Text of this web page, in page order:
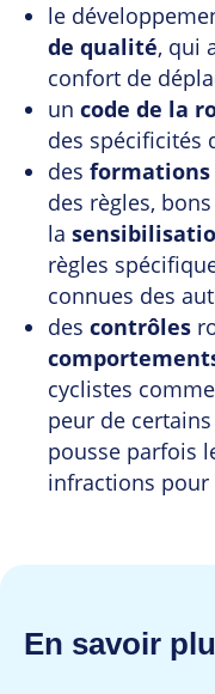
le
de qualité, qui
confort de
un code de la
des spécificités
des formations
des règles,
la
règles
connues des
des contrôles
cyclistes
peur de
pousse parfois
infractions pour
En savoir